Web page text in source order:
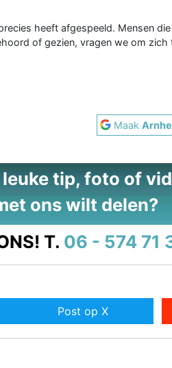
heeft afgespeeld. Mensen
of gezien, vragen we om zich
Maak
leuke tip, foto of
ons wilt delen?
T. 06 - 574 71
Post op X